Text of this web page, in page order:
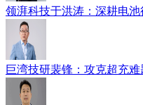
领湃科技于洪涛：深耕电
巨湾技研裴锋：攻克超充